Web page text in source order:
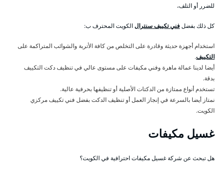
للضرر أو التلف،
كل ذلك بفضلفني تكييف سنترالالكويت المحترف ب:
استخدام أجهزة حديثة وقادرة على التخلص من كافة الأتربة والشوائب المتراكمة على
التكييف.
أيضا لدينا عمالة ماهرة وفني مكيفات على مستوى عالي في تنظيف دكت التكييف
بدقة.
تستخدم أنواع ممتازة من الدكتات الأصلية أو تنظيفها بحرفية عالية.
نمتاز أيضا بالسرعة في إنجاز العمل أو تنظيف الدكت بفضل فني تكييف مركزي
الكويت.
غسيل مكيفات
هل تبحث عن شركة غسيل مكيفات احترافية في الكويت؟